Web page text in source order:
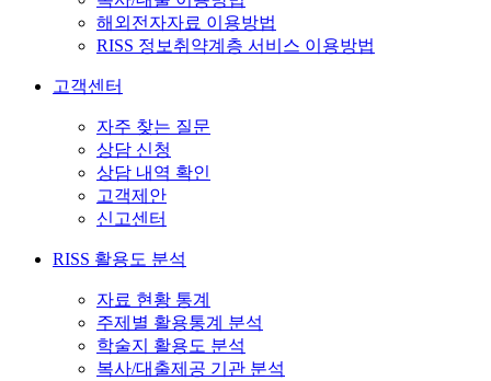
해외전자자료 이용방법
RISS 정보취약계층 서비스 이용방법
고객센터
자주 찾는 질문
상담 신청
상담 내역 확인
고객제안
신고센터
RISS 활용도 분석
자료 현황 통계
주제별 활용통계 분석
학술지 활용도 분석
복사/대출제공 기관 분석